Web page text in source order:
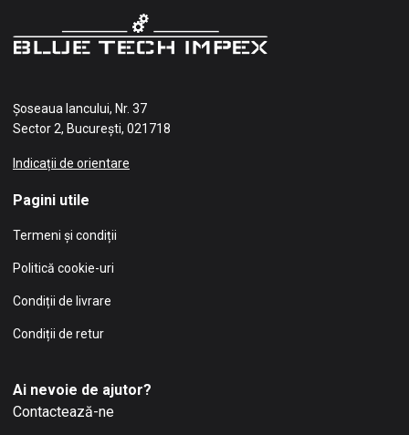
Șoseaua Iancului, Nr. 37
Sector 2, București, 021718
Indicații de orientare
Pagini utile
Termeni și condiții
Politică cookie-uri
Condiții de livrare
Condiții de retur
Ai nevoie de ajutor?
Contactează-ne